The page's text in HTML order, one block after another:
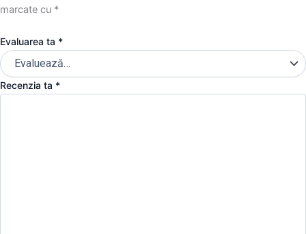
marcate cu *
Evaluarea ta *
Recenzia ta *